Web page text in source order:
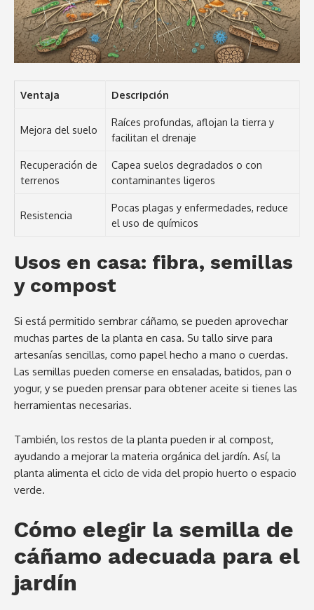
Ventaja Descripción
Mejora del suelo
Raíces profundas, aflojan la tierra y
facilitan el drenaje
Recuperación de
terrenos
Capea suelos degradados o con
contaminantes ligeros
Resistencia
Pocas plagas y enfermedades, reduce
el uso de químicos
Usos en casa: fibra, semillas
y compost
Si está permitido sembrar cáñamo, se pueden aprovechar
muchas partes de la planta en casa. Su tallo sirve para
artesanías sencillas, como papel hecho a mano o cuerdas.
Las semillas pueden comerse en ensaladas, batidos, pan o
yogur, y se pueden prensar para obtener aceite si tienes las
herramientas necesarias.
También, los restos de la planta pueden ir al compost,
ayudando a mejorar la materia orgánica del jardín. Así, la
planta alimenta el ciclo de vida del propio huerto o espacio
verde.
Cómo elegir la semilla de
cáñamo adecuada para el
jardín